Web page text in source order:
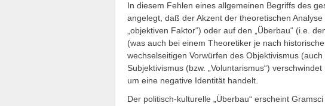
In diesem Fehlen eines allgemeinen Begriffs des
angelegt, daß der Akzent der theoretischen
„objektiven Faktor“) oder auf den „Überbau“ (i.e.
(was auch bei einem Theoretiker je nach
wechselseitigen Vorwürfen des Objektivismus
Subjektivismus (bzw. „Voluntarismus“)
um eine negative Identität handelt.
Der politisch-kulturelle „Überbau“ erscheint